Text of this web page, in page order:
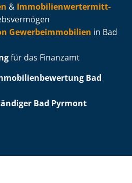
& Im­mo­bi­li­en­wert­ermitt­
Ge­wer­be­im­mo­bi­li­en in Bad
für das Finanzamt
Bad
Bad Pyrmont